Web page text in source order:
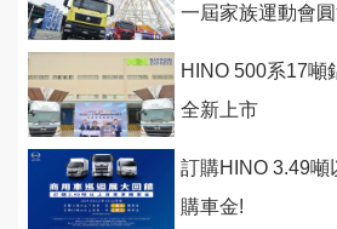
一屆家族運動會
HINO 500系17噸
全新上市
訂購HINO 3.49噸
購車金!